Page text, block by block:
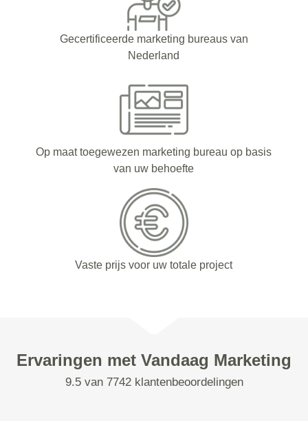
Gecertificeerde marketing bureaus van
Nederland
Op maat toegewezen marketing bureau op basis
van uw behoefte
Vaste prijs voor uw totale project
Ervaringen met Vandaag Marketing
9.5 van 7742 klantenbeoordelingen